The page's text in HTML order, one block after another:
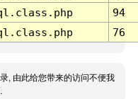
94
76
, 由此给您带来的访问不便我